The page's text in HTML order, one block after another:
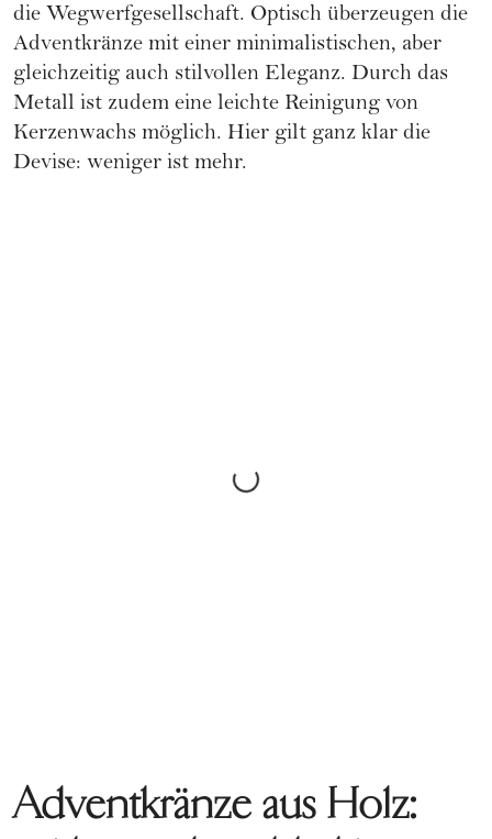
die Wegwerfgesellschaft. Optisch überzeugen die
Adventkränze mit einer minimalistischen, aber
gleichzeitig auch stilvollen Eleganz. Durch das
Metall ist zudem eine leichte Reinigung von
Kerzenwachs möglich. Hier gilt ganz klar die
Devise: weniger ist mehr.
Adventkränze aus Holz: